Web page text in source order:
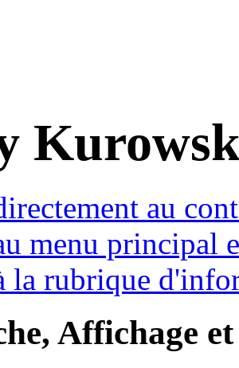
au
menu principal
la rubrique
Affichage